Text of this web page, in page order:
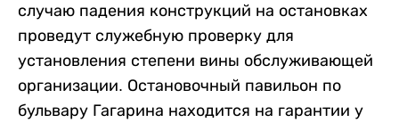
случаю падения конструкций на остановках
проведут служебную проверку для
установления степени вины обслуживающей
организации. Остановочный павильон по
бульвару Гагарина находится на гарантии у